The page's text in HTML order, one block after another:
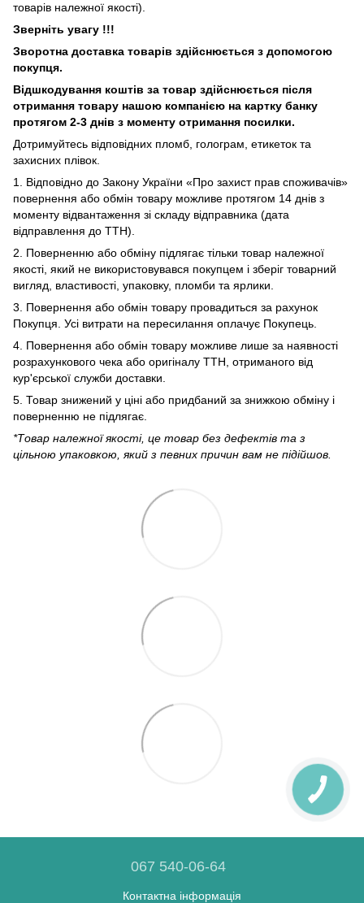
товарів належної якості).
Зверніть увагу !!!
Зворотна доставка товарів здійснюється з допомогою
покупця.
Відшкодування коштів за товар здійснюється після
отримання товару нашою компанією на картку банку
протягом 2-3 днів з моменту отримання посилки.
Дотримуйтесь відповідних пломб, голограм, етикеток та
захисних плівок.
1. Відповідно до Закону України «Про захист прав споживачів»
повернення або обмін товару можливе протягом 14 днів з
моменту відвантаження зі складу відправника (дата
відправлення до ТТН).
2. Поверненню або обміну підлягає тільки товар належної
якості, який не використовувався покупцем і зберіг товарний
вигляд, властивості, упаковку, пломби та ярлики.
3. Повернення або обмін товару провадиться за рахунок
Покупця. Усі витрати на пересилання оплачує Покупець.
4. Повернення або обмін товару можливе лише за наявності
розрахункового чека або оригіналу ТТН, отриманого від
кур'єрської служби доставки.
5. Товар знижений у ціні або придбаний за знижкою обміну і
поверненню не підлягає.
*Товар належної якості, це товар без дефектів та з
цільною упаковкою, який з певних причин вам не підійшов.
067 540-06-64
Контактна інформація